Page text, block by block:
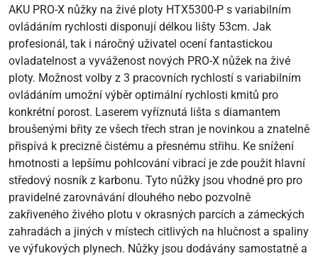
AKU PRO-X nůžky na živé ploty HTX5300-P s variabilním
ovládáním rychlosti disponují délkou lišty 53cm. Jak
profesionál, tak i náročný uživatel ocení fantastickou
ovladatelnost a vyváženost nových PRO-X nůžek na živé
ploty. Možnost volby z 3 pracovních rychlostí s variabilním
ovládáním umožní výběr optimální rychlosti kmitů pro
konkrétní porost. Laserem vyříznutá lišta s diamantem
broušenými břity ze všech třech stran je novinkou a znatelně
přispívá k precizně čistému a přesnému střihu. Ke snížení
hmotnosti a lepšímu pohlcování vibrací je zde použit hlavní
středový nosník z karbonu. Tyto nůžky jsou vhodné pro pro
pravidelné zarovnávání dlouhého nebo pozvolně
zakřiveného živého plotu v okrasných parcích a zámeckých
zahradách a jiných v místech citlivých na hlučnost a spaliny
ve výfukových plynech. Nůžky jsou dodávány samostatně a